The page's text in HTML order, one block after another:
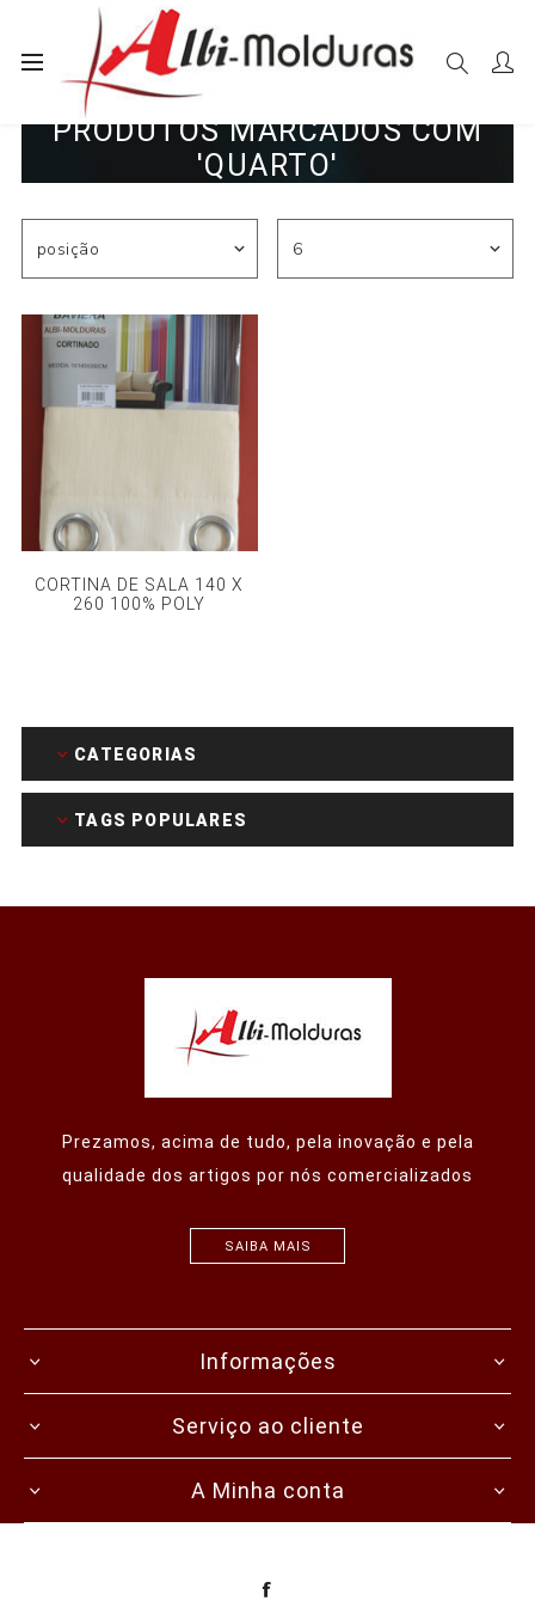
PRODUTOS MARCADOS COM
'QUARTO'
CORTINA DE SALA 140 X
260 100% POLY
CATEGORIAS
TAGS POPULARES
Prezamos, acima de tudo, pela inovação e pela
qualidade dos artigos por nós comercializados
SAIBA MAIS
Informações
Serviço ao cliente
A Minha conta